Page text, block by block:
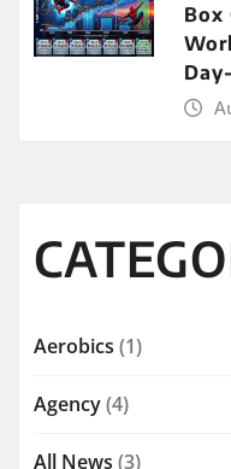
Box
Aerobics (1)
Agency(4)
All News (3)